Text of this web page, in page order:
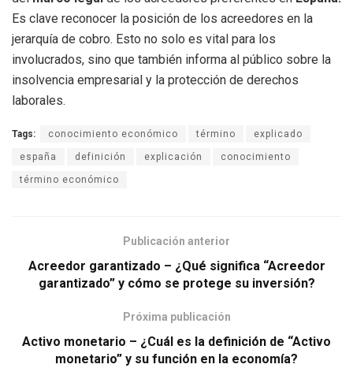
Es clave reconocer la posición de los acreedores en la
jerarquía de cobro. Esto no solo es vital para los
involucrados, sino que también informa al público sobre la
insolvencia empresarial y la protección de derechos
laborales.
Tags: conocimiento económico término explicado
españa definición explicación conocimiento
término económico
Publicación anterior
Acreedor garantizado – ¿Qué significa “Acreedor
garantizado” y cómo se protege su inversión?
Próxima publicación
Activo monetario – ¿Cuál es la definición de “Activo
monetario” y su función en la economía?